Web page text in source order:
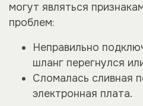
могут являться
проблем:
Неправильно
шланг перегнулся
Сломалась сливная
электронная плата.